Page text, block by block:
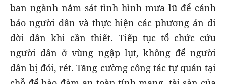
ban ngành nắm sát tình hình mưa lũ để cảnh
báo người dân và thực hiện các phương án di
dời dân khi cần thiết. Tiếp tục tổ chức cứu
người dân ở vùng ngập lụt, không để người
dân bị đói, rét. Tăng cường công tác tự quản tại